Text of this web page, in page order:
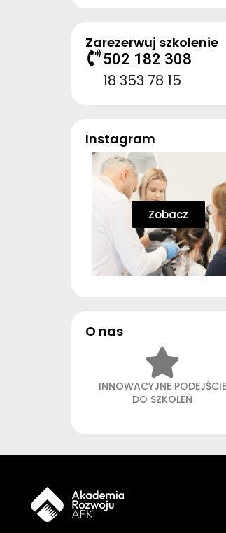
Zarezerwuj szkolenie
502 182 308
18 353 78 15
Instagram
Zobacz
O nas
INNOWACYJNE PODEJŚCIE
DO SZKOLEŃ